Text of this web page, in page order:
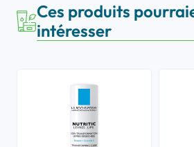
Ces produits
intéresser